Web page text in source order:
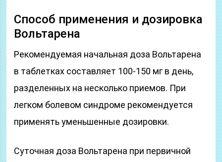
Способ применения и дозировка
Вольтарена
Рекомендуемая начальная доза Вольтарена
в таблетках составляет 100-150 мг в день,
разделенных на несколько приемов. При
легком болевом синдроме рекомендуется
применять уменьшенные дозировки.
Суточная доза Вольтарена при первичной